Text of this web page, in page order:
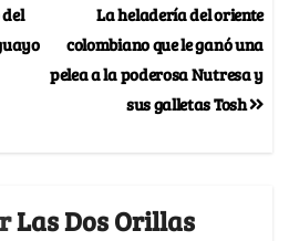
La heladería del oriente
colombiano que le ganó una
pelea a la poderosa Nutresa y
sus galletas Tosh
Las Dos Orillas